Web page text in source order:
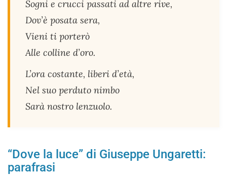
Sogni e crucci passati ad altre rive,
Dov’è posata sera,
Vieni ti porterò
Alle colline d’oro.
L’ora costante, liberi d’età,
Nel suo perduto nimbo
Sarà nostro lenzuolo.
“Dove la luce” di Giuseppe Ungaretti:
parafrasi